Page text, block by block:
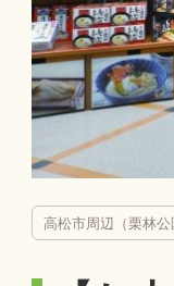
高松市周辺（栗林公